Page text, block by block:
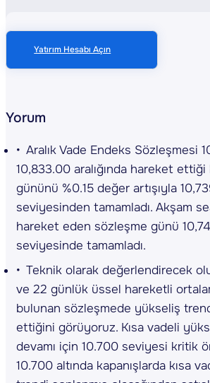
Yatırım Hesabı Açın
Yorum
Aralık Vade Endeks Sözleşmesi
10,833.00 aralığında hareket ettiği
gününü %0.15 değer artışıyla
seviyesinden tamamladı. Akşam
hareket eden sözleşme günü
seviyesinde tamamladı.
Teknik olarak değerlendirecek
ve 22 günlük üssel hareketli
bulunan sözleşmede yükseliş
ettiğini görüyoruz. Kısa vadeli
devamı için 10.700 seviyesi kritik
10.700 altında kapanışlarda kısa